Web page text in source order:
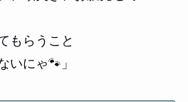
もらうこと
いにゃ🐾」